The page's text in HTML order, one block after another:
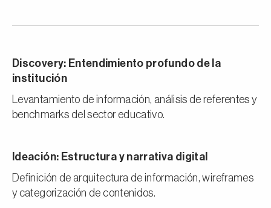
Discovery: Entendimiento profundo de la
institución
Levantamiento de información, análisis de referentes y
benchmarks del sector educativo.
Ideación: Estructura y narrativa digital
Definición de arquitectura de información, wireframes
y categorización de contenidos.